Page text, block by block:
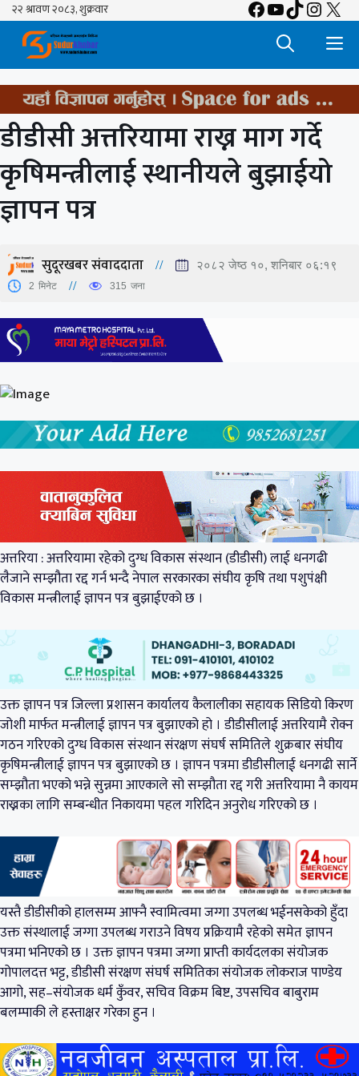
Skip
content
Facebook
YouTube
TikTok
X
डीडीसी अत्तरियामा राख्न माग गर्दे
कृषिमन्त्रीलाई स्थानीयले बुझाईयो
ज्ञापन पत्र
सुदूरखबर संवाददाता २०८२ जेष्ठ १०, शनिबार ०६:१९
2 मिनेट 315 जना
अत्तरिया : अत्तरियामा रहेको दुग्ध विकास संस्थान (डीडीसी) लाई धनगढी
लैजाने सम्झौता रद्द गर्न भन्दै नेपाल सरकारका संघीय कृषि तथा पशुपंक्षी
विकास मन्त्रीलाई ज्ञापन पत्र बुझाईएको छ ।
उक्त ज्ञापन पत्र जिल्ला प्रशासन कार्यालय कैलालीका सहायक सिडियो किरण
जोशी मार्फत मन्त्रीलाई ज्ञापन पत्र बुझाएको हो । डीडीसीलाई अत्तरियामै रोक्न
गठन गरिएको दुग्ध विकास संस्थान संरक्षण संघर्ष समितिले शुक्रबार संघीय
कृषिमन्त्रीलाई ज्ञापन पत्र बुझाएको छ । ज्ञापन पत्रमा डीडीसीलाई धनगढी सार्ने
सम्झौता भएको भन्ने सुन्नमा आएकाले सो सम्झौता रद्द गरी अत्तरियामा नै कायम
राख्नका लागि सम्बन्धीत निकायमा पहल गरिदिन अनुरोध गरिएको छ ।
यस्तै डीडीसीको हालसम्म आफ्नै स्वामित्वमा जग्गा उपलब्ध भईनसकेको हुँदा
उक्त संस्थालाई जग्गा उपलब्ध गराउने विषय प्रक्रियामै रहेको समेत ज्ञापन
पत्रमा भनिएको छ । उक्त ज्ञापन पत्रमा जग्गा प्राप्ती कार्यदलका संयोजक
गोपालदत्त भट्ट, डीडीसी संरक्षण संघर्ष समितिका संयोजक लोकराज पाण्डेय
आगो, सह–संयोजक धर्म कुँवर, सचिव विक्रम बिष्ट, उपसचिव बाबुराम
बलम्पाकी ले हस्ताक्षर गरेका हुन ।